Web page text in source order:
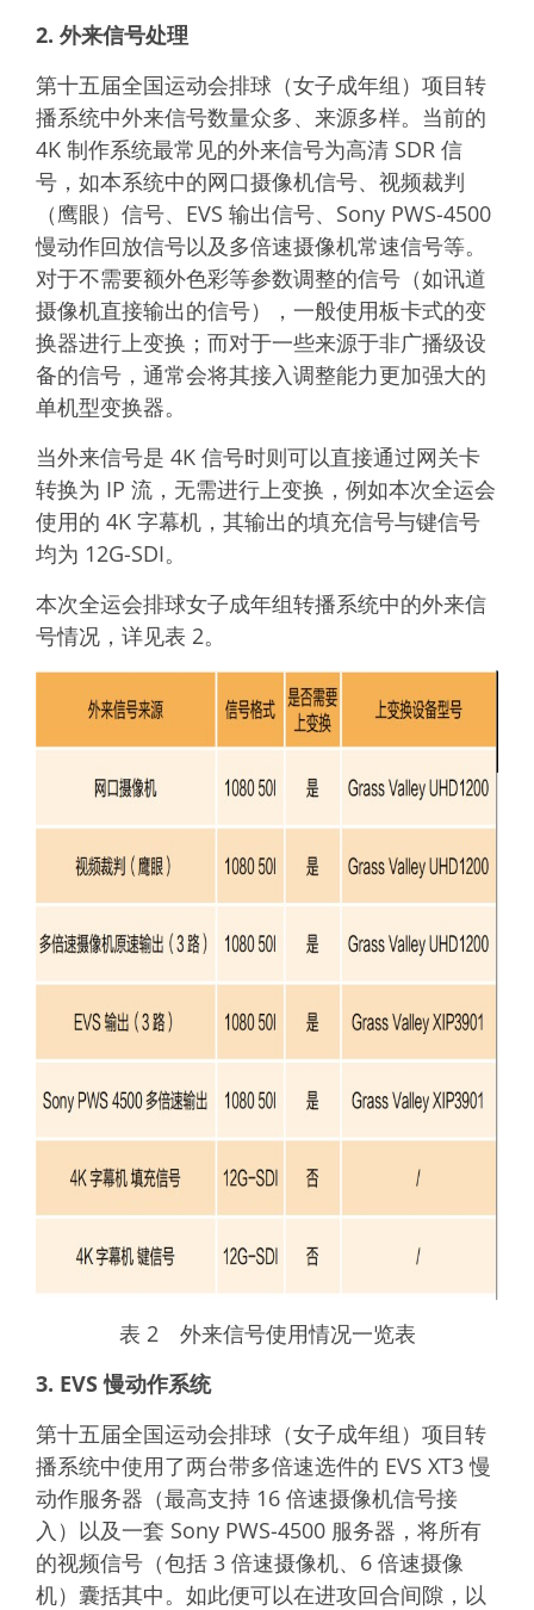
2. 外来信号处理
第十五届全国运动会排球（女子成年组）项目转
播系统中外来信号数量众多、来源多样。当前的
4K 制作系统最常见的外来信号为高清 SDR 信
号，如本系统中的网口摄像机信号、视频裁判
（鹰眼）信号、EVS 输出信号、Sony PWS-4500
慢动作回放信号以及多倍速摄像机常速信号等。
对于不需要额外色彩等参数调整的信号（如讯道
摄像机直接输出的信号），一般使用板卡式的变
换器进行上变换；而对于一些来源于非广播级设
备的信号，通常会将其接入调整能力更加强大的
单机型变换器。
当外来信号是 4K 信号时则可以直接通过网关卡
转换为 IP 流，无需进行上变换，例如本次全运会
使用的 4K 字幕机，其输出的填充信号与键信号
均为 12G-SDI。
本次全运会排球女子成年组转播系统中的外来信
号情况，详见表 2。
表 2 外来信号使用情况一览表
3. EVS 慢动作系统
第十五届全国运动会排球（女子成年组）项目转
播系统中使用了两台带多倍速选件的 EVS XT3 慢
动作服务器（最高支持 16 倍速摄像机信号接
入）以及一套 Sony PWS-4500 服务器，将所有
的视频信号（包括 3 倍速摄像机、6 倍速摄像
机）囊括其中。如此便可以在进攻回合间隙，以